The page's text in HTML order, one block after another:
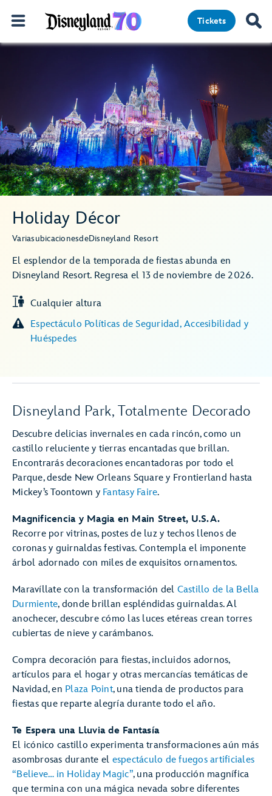
Tickets
Holiday Décor
VariasubicacionesdeDisneyland Resort
El esplendor de la temporada de fiestas abunda en
Disneyland Resort. Regresa el 13 de noviembre de 2026.
Cualquier altura
Espectáculo Políticas de Seguridad, Accesibilidad y
Huéspedes
Disneyland Park, Totalmente Decorado
Descubre delicias invernales en cada rincón, como un
castillo reluciente y tierras encantadas que brillan.
Encontrarás decoraciones encantadoras por todo el
Parque, desde New Orleans Square y Frontierland hasta
Mickey’s Toontown y Fantasy Faire.
Magnificencia y Magia en Main Street, U.S.A.
Recorre por vitrinas, postes de luz y techos llenos de
coronas y guirnaldas festivas. Contempla el imponente
árbol adornado con miles de exquisitos ornamentos.
Maravíllate con la transformación del Castillo de la Bella
Durmiente, donde brillan espléndidas guirnaldas. Al
anochecer, descubre cómo las luces etéreas crean torres
cubiertas de nieve y carámbanos.
Compra decoración para fiestas, incluidos adornos,
artículos para el hogar y otras mercancías temáticas de
Navidad, en Plaza Point, una tienda de productos para
fiestas que reparte alegría durante todo el año.
Te Espera una Lluvia de Fantasía
El icónico castillo experimenta transformaciones aún más
asombrosas durante el espectáculo de fuegos artificiales
“Believe… in Holiday Magic”, una producción magnífica
que termina con una mágica nevada sobre diferentes